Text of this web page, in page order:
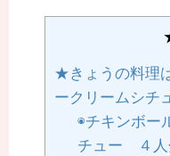
★きょうの料理
ークリームシチ
◉チキンボー
チュー ４人